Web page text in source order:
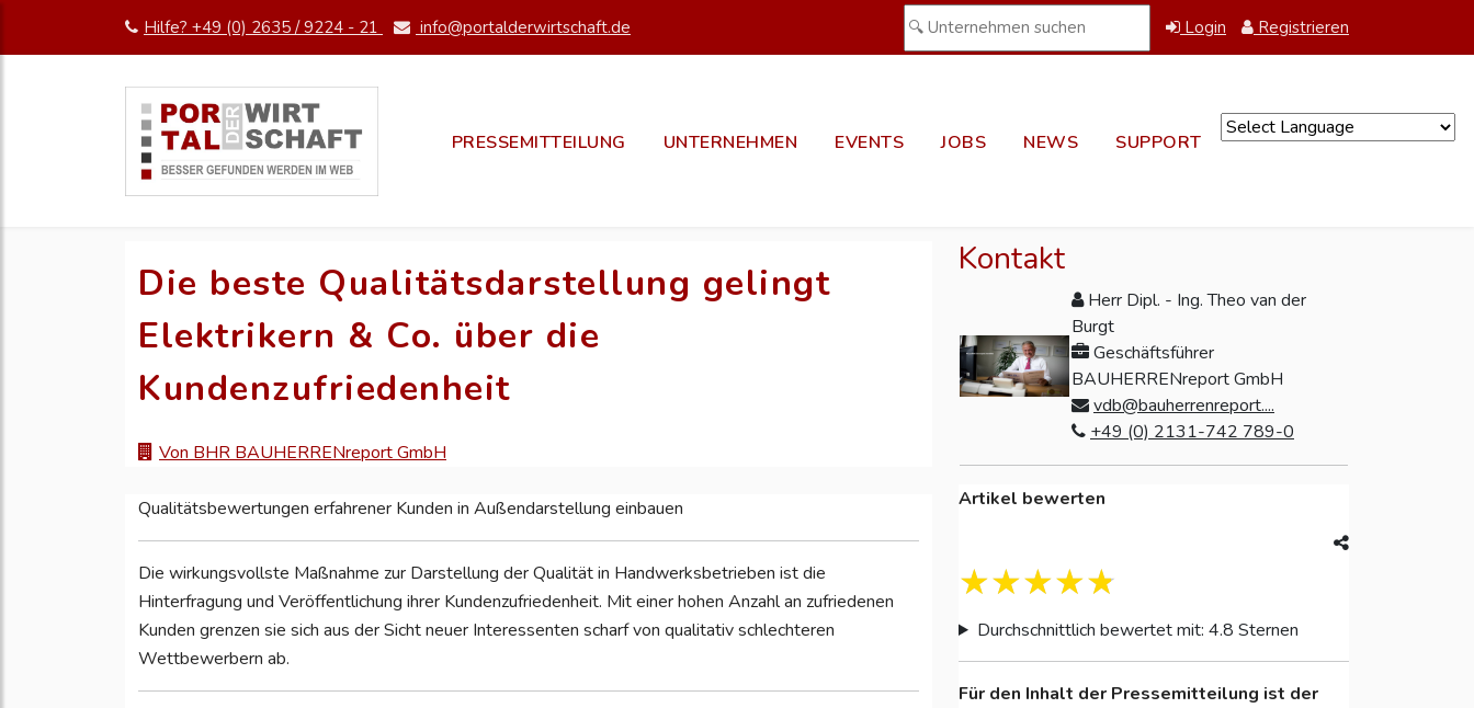
Hilfe? +49 (0) 2635 / 9224 - 21 info@portalderwirtschaft.de Login Registrieren
PRESSEMITTEILUNG UNTERNEHMEN EVENTS JOBS NEWS SUPPORT
Die beste Qualitätsdarstellung gelingt
Elektrikern & Co. über die
Kundenzufriedenheit
Von BHR BAUHERRENreport GmbH
Qualitätsbewertungen erfahrener Kunden in Außendarstellung einbauen
Die wirkungsvollste Maßnahme zur Darstellung der Qualität in Handwerksbetrieben ist die
Hinterfragung und Veröffentlichung ihrer Kundenzufriedenheit. Mit einer hohen Anzahl an zufriedenen
Kunden grenzen sie sich aus der Sicht neuer Interessenten scharf von qualitativ schlechteren
Wettbewerbern ab.
Kontakt
Herr Dipl. - Ing. Theo van der
Burgt
Geschäftsführer
BAUHERRENreport GmbH
vdb@bauherrenreport....
+49 (0) 2131-742 789-0
Artikel bewerten
Durchschnittlich bewertet mit: 4.8 Sternen
Für den Inhalt der Pressemitteilung ist der